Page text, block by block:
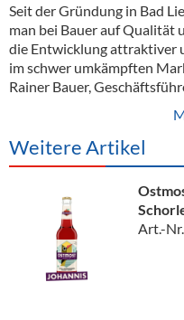
Seit der Gründung in Bad
man bei Bauer auf Qualität
die Entwicklung attraktiver
im schwer umkämpften
Rainer Bauer,
Weitere Artikel
Art.-